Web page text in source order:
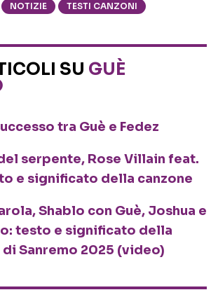
NOTIZIE TESTI CANZONI
SU GUÈ
tra Guè e Fedez
serpente, Rose Villain feat.
e significato della canzone
Shablo con Guè, Joshua e
testo e significato della
di Sanremo 2025 (video)